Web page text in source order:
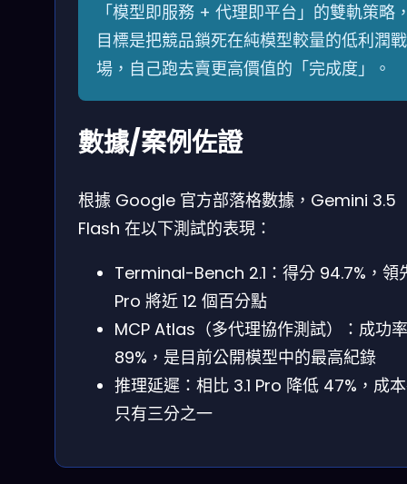
「模型即服務 + 代理即平台」的雙軌策略
目標是把競品鎖死在純模型較量的低利潤戰
場，自己跑去賣更高價值的「完成度」。
數據/案例佐證
根據 Google 官方部落格數據，Gemini 3.5
Flash 在以下測試的表現：
Terminal-Bench 2.1：得分 94.7%，領
Pro 將近 12 個百分點
MCP Atlas（多代理協作測試）：成功
89%，是目前公開模型中的最高紀錄
推理延遲：相比 3.1 Pro 降低 47%，成
只有三分之一